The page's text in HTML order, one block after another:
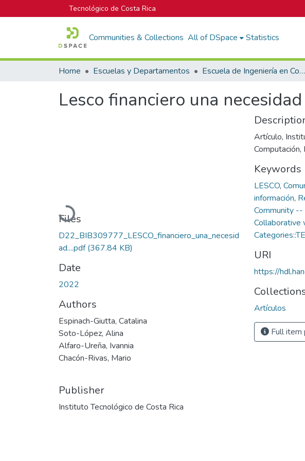
Tecnológico de Costa Rica
Communities & Collections All of DSpace Statistics
Home Escuelas y Departamentos Escuela de Ingeniería en Computación
Lesco financiero una
Loading...
Files
D22_BIB309777_LESCO_financiero_una_necesid
ad....pdf(367.84 KB)
Date
2022
Authors
Espinach-Giutta, Catalina
Soto-López, Alina
Alfaro-Ureña, Ivannia
Chacón-Rivas, Mario
Publisher
Instituto Tecnológico de Costa Rica
Artículo,
Keywords
LESCO,
información,
Community
Collaborative
URI
https://
Artículos
Full item